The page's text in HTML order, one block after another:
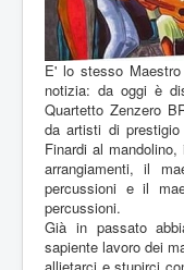
E' lo stesso
notizia: da oggi è
Quartetto Zenzero
da artisti di
Finardi al
arrangiamenti, il
percussioni e il
percussioni.
Già in passato
sapiente lavoro dei